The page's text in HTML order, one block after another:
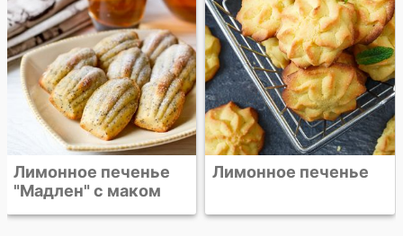
Лимонное печенье